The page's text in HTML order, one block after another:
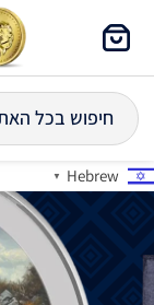
Hebrew
▼